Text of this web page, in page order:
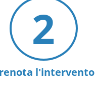
2
l'intervento